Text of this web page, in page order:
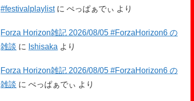
#festivalplaylistにぺっぱぁでぃ より
Forza Horizon雑記 2026/08/05 #ForzaHorizon6 の
雑談 に Ishisaka より
Forza Horizon雑記 2026/08/05 #ForzaHorizon6 の
雑談 にぺっぱぁでぃ より